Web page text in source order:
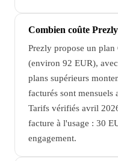
Combien coûte
Prezly propose un
(environ 92 EUR),
plans supérieurs
facturés sont mensuels
Tarifs vérifiés avril
facture à l'usage : 30
engagement.